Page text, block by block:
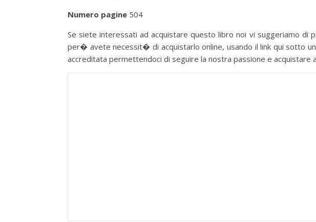
Numero pagine 504
Se siete interessati ad acquistare questo libro noi vi suggeriamo di
per� avete necessit� di acquistarlo online, usando il link qui sotto
accreditata permettendoci di seguire la nostra passione e acquistare